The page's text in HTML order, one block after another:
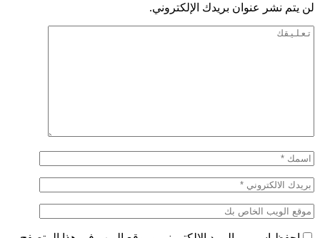
لن يتم نشر عنوان بريدك الإلكتروني.